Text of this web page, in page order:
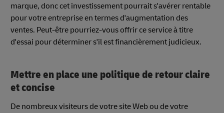
marque, donc cet investissement pourrait s'avérer rentable
pour votre entreprise en termes d'augmentation des
ventes. Peut-être pourriez-vous offrir ce service à titre
d'essai pour déterminer s'il est financièrement judicieux.
Mettre en place une politique de retour claire
et concise
De nombreux visiteurs de votre site Web ou de votre